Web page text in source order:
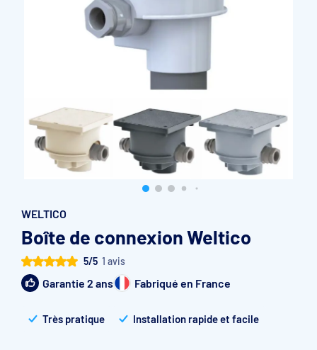
Accessoires et pièces détachées filtration
Pompe de filtration à vitesse variable
Vannes multivoies filtres à sable
Groupe de filtration sur palette
WELTICO
Boîte de connexion Weltico
5/5 1 avis
Garantie 2 ans Fabriqué en France
Très pratique Installation rapide et facile